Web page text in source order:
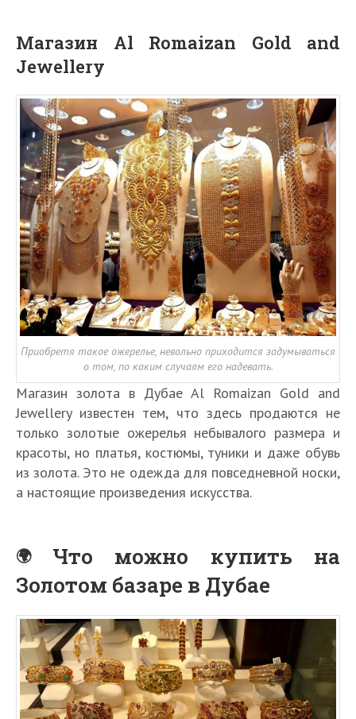
Магазин Al Romaizan Gold and
Jewellery
Приобретя такое ожерелье, невольно приходится задумываться
о том, по каким случаям его надевать.
Магазин золота в Дубае Al Romaizan Gold and
Jewellery известен тем, что здесь продаются не
только золотые ожерелья небывалого размера и
красоты, но платья, костюмы, туники и даже обувь
из золота. Это не одежда для повседневной носки,
а настоящие произведения искусства.
Что можно купить на
Золотом базаре в Дубае